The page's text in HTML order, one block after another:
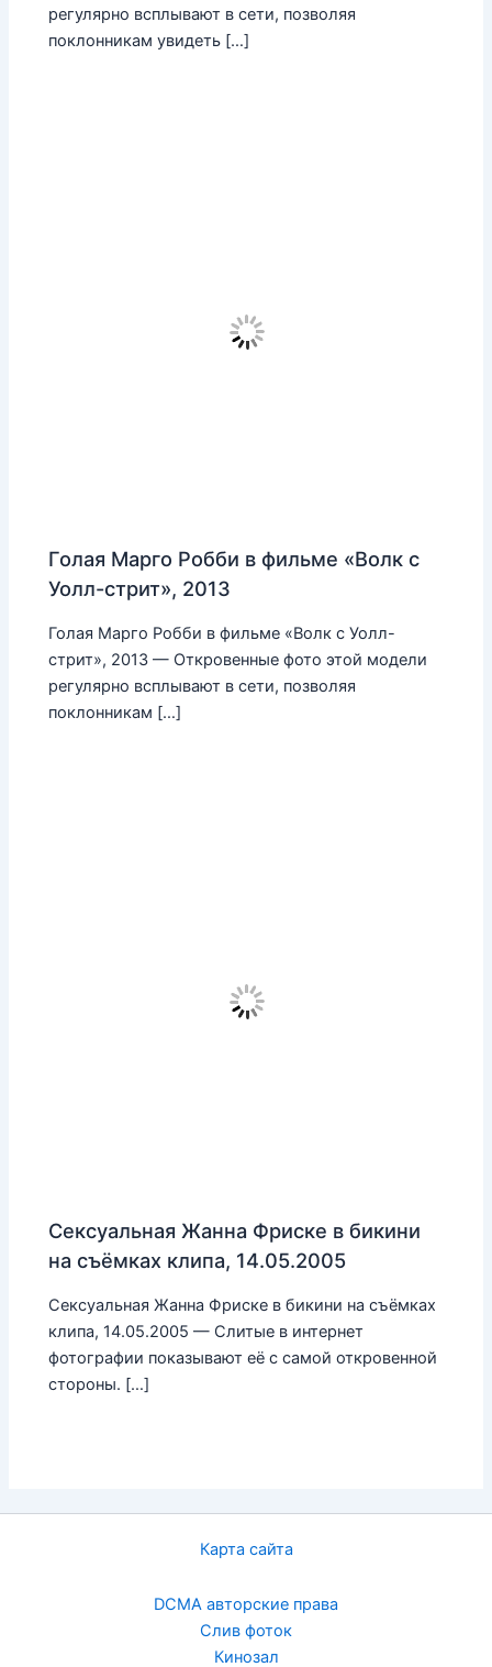
регулярно всплывают в сети, позволяя
поклонникам увидеть […]
Голая Марго Робби в фильме «Волк с
Уолл-стрит», 2013
Голая Марго Робби в фильме «Волк с Уолл-
стрит», 2013 — Откровенные фото этой модели
регулярно всплывают в сети, позволяя
поклонникам […]
Сексуальная Жанна Фриске в бикини
на съёмках клипа, 14.05.2005
Сексуальная Жанна Фриске в бикини на съёмках
клипа, 14.05.2005 — Слитые в интернет
фотографии показывают её с самой откровенной
стороны. […]
Карта сайта
DCMA авторские права
Слив фоток
Кинозал